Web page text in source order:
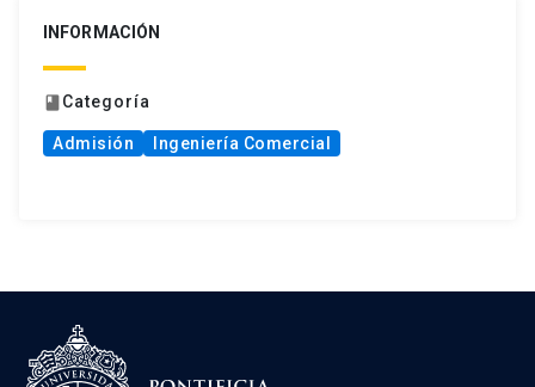
INFORMACIÓN
book Categoría
Admisión Ingeniería Comercial